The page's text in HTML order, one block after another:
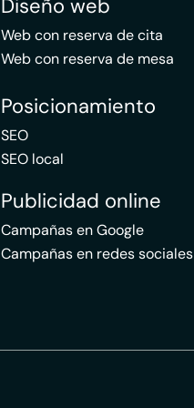
Diseño web
Web con reserva de cita
Web con reserva de mesa
Posicionamiento
SEO
SEO local
Publicidad online
Campañas en Google
Campañas en redes sociales